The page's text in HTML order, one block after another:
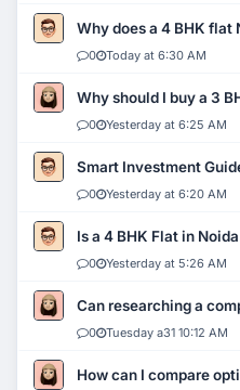
Why does a 4 BHK
0 Today at 6:30 AM
Why should I buy a 3
0 Yesterday at 6:25 AM
Smart Investment
0 Yesterday at 6:20 AM
Is a 4 BHK Flat in
0 Yesterday at 5:26 AM
Can researching a
0 Tuesday a31 10:12 AM
How can I compare